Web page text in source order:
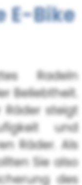
E-Bike
Radeln
Beliebtheit.
Räder steigt
und
Räder. Als
Sie also
des